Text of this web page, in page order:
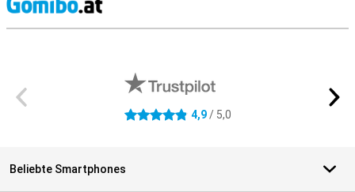
4.9 Sterne 4,9/ 5,0
Beliebte Smartphones